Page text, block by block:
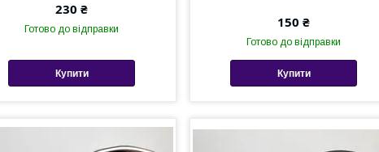
230 ₴
Готово до відправки
Купити
150 ₴
Готово до відправки
Купити